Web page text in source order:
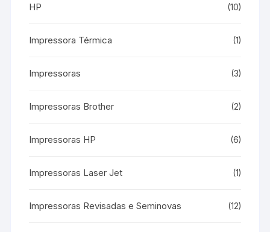
HP (10)
Impressora Térmica (1)
Impressoras (3)
Impressoras Brother (2)
Impressoras HP (6)
Impressoras Laser Jet (1)
Impressoras Revisadas e Seminovas (12)